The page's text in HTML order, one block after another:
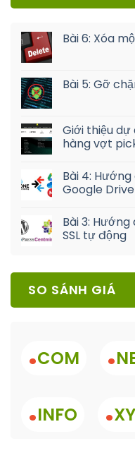
Bài 6: Xóa
Bài 5: Gỡ
Giới thiệu
hàng vợt
Bài 4:
Google
Bài 3:
SSL tự động
SO SÁNH GIÁ
.COM .
.INFO .